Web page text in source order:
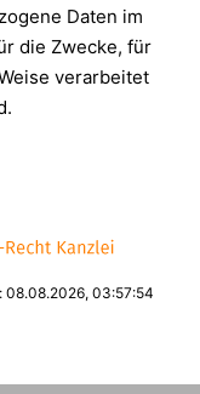
Daten im
die Zwecke, für
verarbeitet
08.08.2026, 03:57:54